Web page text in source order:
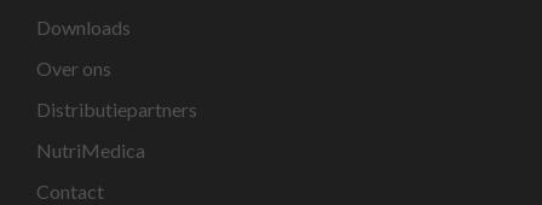
Downloads
Over ons
Distributiepartners
NutriMedica
Contact